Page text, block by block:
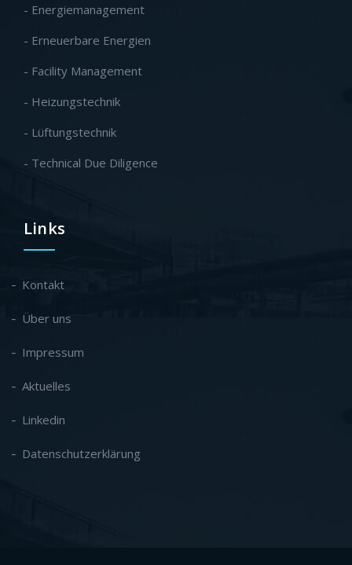
- Energiemanagement
- Erneuerbare Energien
- Facility Management
- Heizungstechnik
- Lüftungstechnik
- Technical Due Diligence
Links
Kontakt
Über uns
Impressum
Aktuelles
Linkedin
Datenschutzerklärung